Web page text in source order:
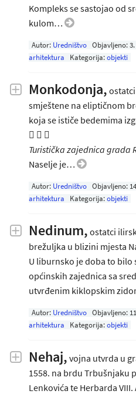
Kompleks se sastojao od
kulom…
Autor: Uredništvo Objavljeno:
arhitektura
Kategorija:objekti
Monkodonja,
smještene na eliptičnom
koja se ističe bedemima
  
Turistička zajednica grada
Naselje je…
Autor: Uredništvo Objavljeno:
arhitektura
Kategorija:objekti
Nedinum, ostatci
brežuljka u blizini mjesta
U liburnsko je doba to bilo
općinskih zajednica sa
utvrđenim kiklopskim
Autor: Uredništvo Objavljeno:
arhitektura
Kategorija:objekti
Nehaj, vojna utvrda u
1558. na brdu Trbušnjaku
Lenkovića te Herbarda